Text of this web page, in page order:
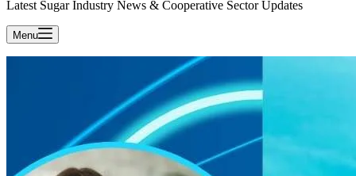
Latest Sugar Industry News & Cooperative Sector Updates
Menu